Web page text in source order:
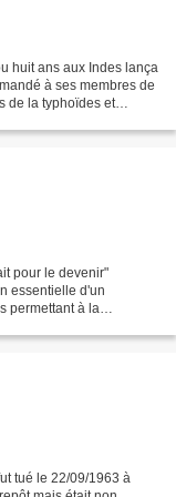
huit ans aux Indes lança
à ses membres de
de la typhoïdes et
pour le devenir"
essentielle d'un
permettant à la
tué le 22/09/1963 à